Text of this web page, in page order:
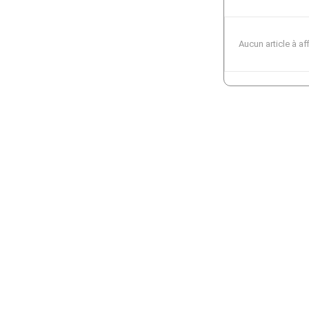
Aucun article à